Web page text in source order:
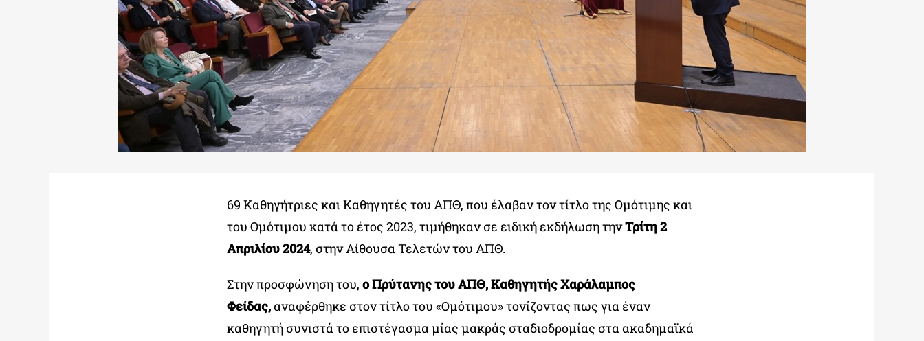
69 Καθηγήτριες και Καθηγητές του ΑΠΘ, που έλαβαν τον τίτλο της Ομότιμης και
του Ομότιμου κατά το έτος 2023, τιμήθηκαν σε ειδική εκδήλωση τηνΤρίτη 2
Απριλίου 2024, στην Αίθουσα Τελετών του ΑΠΘ.
Στην προσφώνηση του, ο Πρύτανης του ΑΠΘ, Καθηγητής Χαράλαμπος
Φείδας,αναφέρθηκε στον τίτλο του «Ομότιμου» τονίζοντας πως για έναν
καθηγητή συνιστά το επιστέγασμα μίας μακράς σταδιοδρομίας στα ακαδημαϊκά